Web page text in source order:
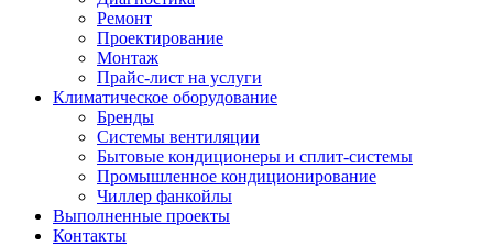
Ремонт
Проектирование
Монтаж
Прайс-лист на услуги
Климатическое оборудование
Бренды
Системы вентиляции
Бытовые кондиционеры и сплит-системы
Промышленное кондиционирование
Чиллер фанкойлы
Выполненные проекты
Контакты